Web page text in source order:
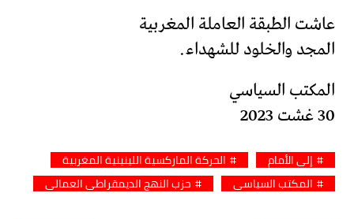
عاشت الطبقة العاملة المغربية
المجد والخلود للشهداء.
المكتب السياسي
30 غشت 2023
إلى الأمام
الحركة الماركسية اللينينية المغربية
المكتب السياسي
حزب النهج الديمقراطي العمالي